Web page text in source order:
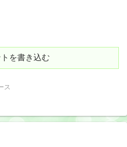
を書き込む
ス